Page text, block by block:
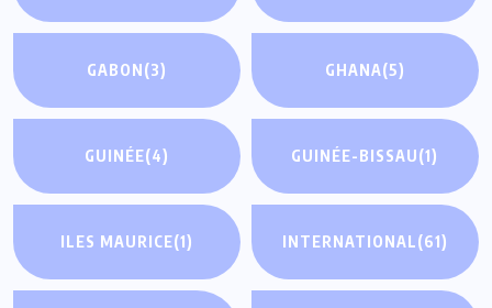
GABON(3) GHANA(5)
GUINÉE(4) GUINÉE-BISSAU(1)
ILES MAURICE(1) INTERNATIONAL(61)